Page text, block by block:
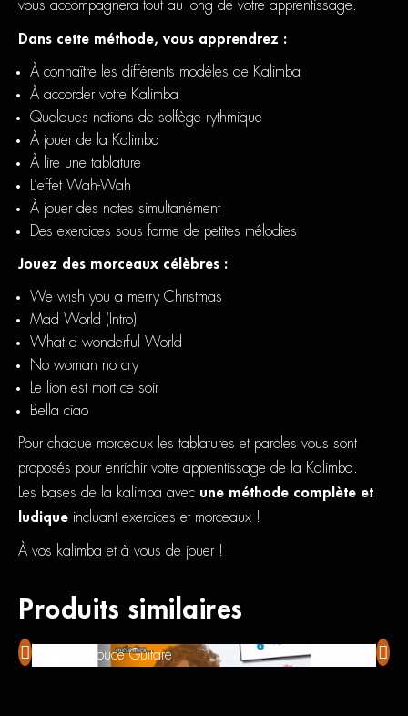
vous accompagnera tout au long de votre apprentissage.
Dans cette méthode, vous apprendrez :
À connaître les différents modèles de Kalimba
À accorder votre Kalimba
Quelques notions de solfège rythmique
À jouer de la Kalimba
À lire une tablature
L’effet Wah-Wah
À jouer des notes simultanément
Des exercices sous forme de petites mélodies
Jouez des morceaux célèbres :
We wish you a merry Christmas
Mad World (Intro)
What a wonderful World
No woman no cry
Le lion est mort ce soir
Bella ciao
Pour chaque morceaux les tablatures et paroles vous sont
proposés pour enrichir votre apprentissage de la Kalimba.
Les bases de la kalimba avec une méthode complète et
ludique incluant exercices et morceaux !
À vos kalimba et à vous de jouer !
Produits similaires
Coup De Pouce Guitare